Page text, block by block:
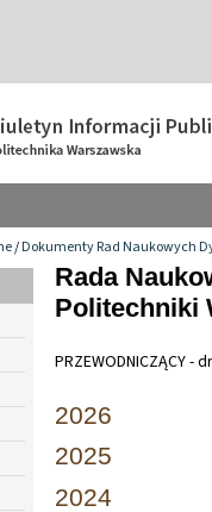
/Dokumenty Rad Naukowych
Rada
Politechniki
PRZEWODNICZĄCY
2026
2025
2024